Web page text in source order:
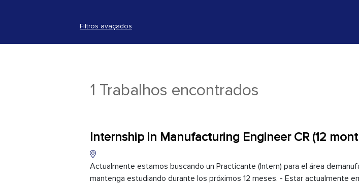
Filtros avaçados
1 Trabalhos encontrados
Internship in Manufacturing Engineer CR (12
Actualmente estamos buscando un Practicante (Intern) para el área
mantenga estudiando durante los próximos 12 meses. - Estar actualmente